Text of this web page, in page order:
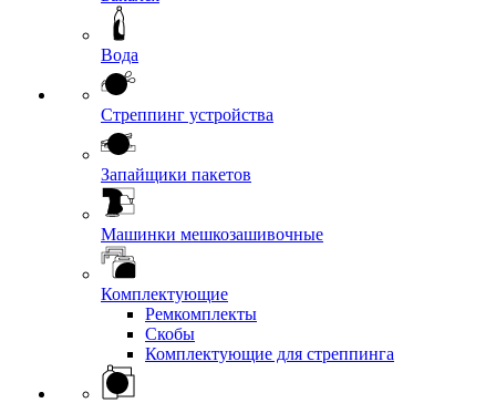
Вода
Стреппинг устройства
Запайщики пакетов
Машинки мешкозашивочные
Комплектующие
Ремкомплекты
Скобы
Комплектующие для стреппинга